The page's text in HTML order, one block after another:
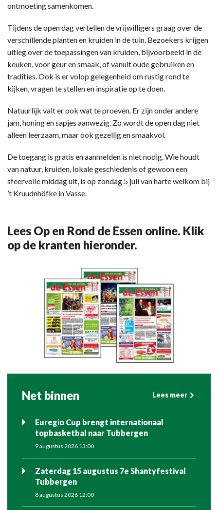
ontmoeting samenkomen.
Tijdens de open dag vertellen de vrijwilligers graag over de
verschillende planten en kruiden in de tuin. Bezoekers krijgen
uitleg over de toepassingen van kruiden, bijvoorbeeld in de
keuken, voor geur en smaak, of vanuit oude gebruiken en
tradities. Ook is er volop gelegenheid om rustig rond te
kijken, vragen te stellen en inspiratie op te doen.
Natuurlijk valt er ook wat te proeven. Er zijn onder andere
jam, honing en sapjes aanwezig. Zo wordt de open dag niet
alleen leerzaam, maar ook gezellig en smaakvol.
De toegang is gratis en aanmelden is niet nodig. Wie houdt
van natuur, kruiden, lokale geschiedenis of gewoon een
sfeervolle middag uit, is op zondag 5 juli van harte welkom bij
’t Kruudnhöfke in Vasse.
Lees Op en Rond de Essen online. Klik
op de kranten hieronder.
Net binnen Lees meer
Euregio Cup brengt internationaal
topbasketbal naar Tubbergen
9 augustus 2026 13:00
Zaterdag 15 augustus 7e Shantyfestival
Tubbergen
8 augustus 2026 12:00